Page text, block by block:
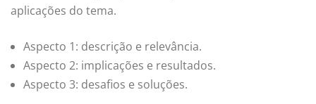
aplicações do tema.
Aspecto 1: descrição e relevância.
Aspecto 2: implicações e resultados.
Aspecto 3: desafios e soluções.